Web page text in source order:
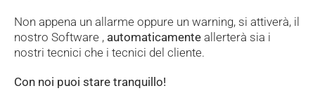
Non appena un allarme oppure un warning, si attiverà, il
nostro Software , automaticamente allerterà sia i
nostri tecnici che i tecnici del cliente.
Con noi puoi stare tranquillo!